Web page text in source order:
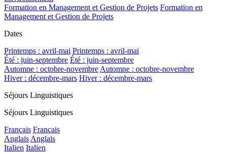
Formation en Management et Gestion de Projets Formation en
Management et Gestion de Projets
Dates
Printemps : avril-mai Printemps : avril-mai
Été : juin-septembre Été : juin-septembre
Automne : octobre-novembre Automne : octobre-novembre
Hiver : décembre-mars Hiver : décembre-mars
Séjours Linguistiques
Séjours Linguistiques
Français Français
Anglais Anglais
Italien Italien